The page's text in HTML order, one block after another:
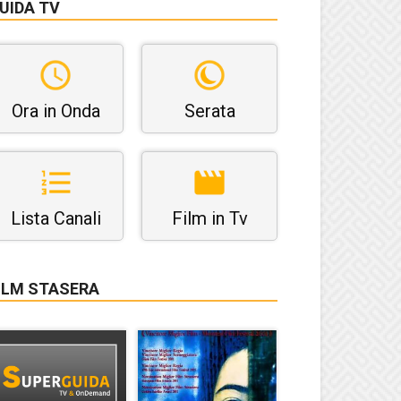
TV
Ora in Onda Serata
Lista Canali Film in Tv
STASERA